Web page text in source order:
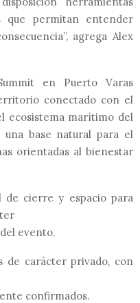
que permitan entender
agrega Alex
en Puerto Varas
conectado con el
ecosistema marítimo del
base natural para el
orientadas al bienestar
cierre y espacio para
evento.
de carácter privado, con
confirmados.